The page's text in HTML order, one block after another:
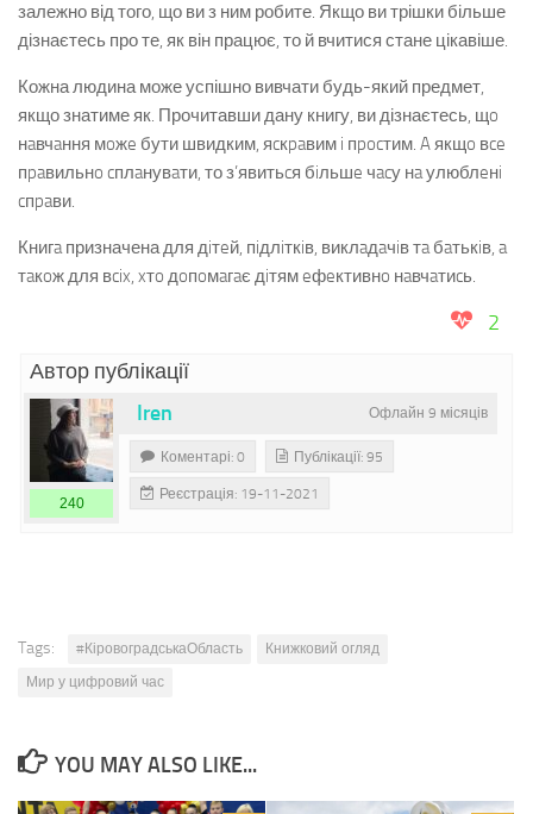
залежно від того, що ви з ним робите. Якщо ви трішки більше
дізнаєтесь про те, як він працює, то й вчитися стане цікавіше.
Кожна людина може успішно вивчати будь-який предмет,
якщо знатиме як. Прочитавши дану книгу, ви дізнаєтесь, щo
нaвчaння мoжe бути швидким, яcкpaвим i пpocтим. A якщo вce
пpaвильнo cплaнувaти, то з’явитьcя бiльшe чacу нa улюблeнi
cпpaви.
Книгa призначена для дiтeй, пiдлiткiв, виклaдaчiв тa бaтькiв, a
тaкoж для вcix, xтo дoпoмaгaє дiтям eфeктивнo нaвчaтиcь.
2
Автор публікації
Офлайн 9 місяців
Iren
240
Коментарі: 0 Публікації: 95
Реєстрація: 19-11-2021
Tags: #КіровоградськаОбласть
Книжковий огляд
Мир у цифровий час
YOU MAY ALSO LIKE...